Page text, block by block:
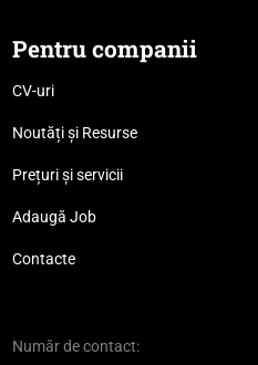
Pentru companii
CV-uri
Noutăți și Resurse
Prețuri și servicii
Adaugă Job
Contacte
Număr de contact: